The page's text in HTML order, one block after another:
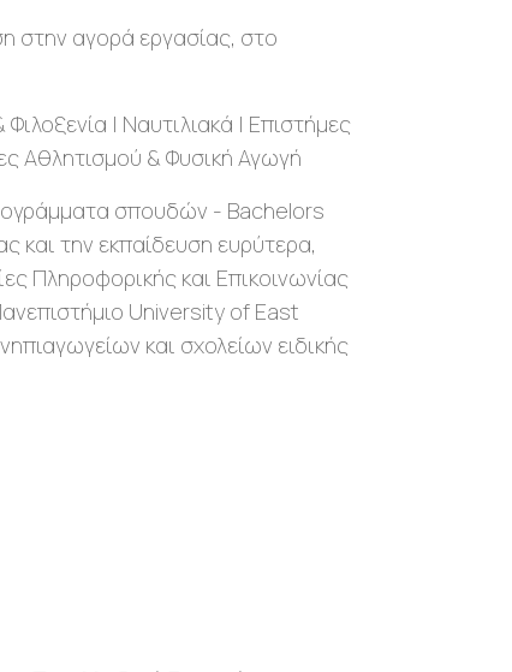
στην αγορά εργασίας, στο
| Ναυτιλιακά | Επιστήμες
Αθλητισμού & Φυσική Αγωγή
σπουδών - Bachelors
και την εκπαίδευση ευρύτερα,
Πληροφορικής και Επικοινωνίας
University of East
και σχολείων ειδικής